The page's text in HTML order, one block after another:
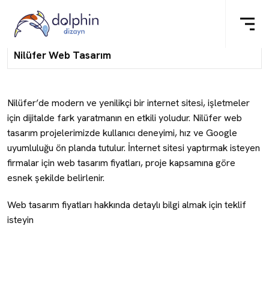
Nilüfer Web Tasarım
Nilüfer’de modern ve yenilikçi bir internet sitesi, işletmeler
için dijitalde fark yaratmanın en etkili yoludur. Nilüfer web
tasarım projelerimizde kullanıcı deneyimi, hız ve Google
uyumluluğu ön planda tutulur. İnternet sitesi yaptırmak isteyen
firmalar için web tasarım fiyatları, proje kapsamına göre
esnek şekilde belirlenir.
Web tasarım fiyatları hakkında detaylı bilgi almak için teklif
isteyin